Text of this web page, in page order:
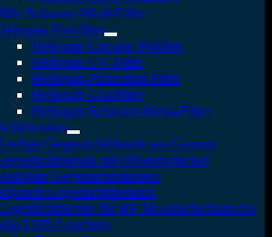
Schwarz-Weiß-Filter
Fotofilter
Heliopan Circular Polfilter
Heliopan UV-Filter
Heliopan-Protection Filter
Heliopan Graufilter
Heliopan Schwarz-Weiss-Filter
teilige Gegenlichtblende aus Gummi
mit Objektivdeckel
Gegenlichtblenden
Gegenlichtblenden
für RF Messsucherkameras
LED Leuchten